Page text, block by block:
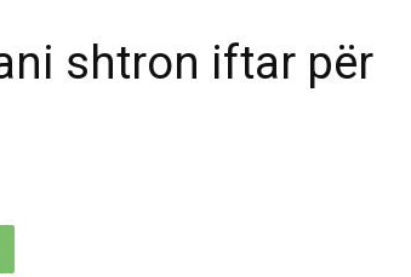
shtron iftar për